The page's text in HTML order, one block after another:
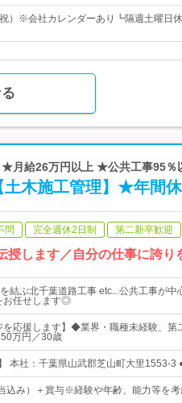
）※会社カレンダーあり┗隔週土曜日
★月給26万円以上 ★公共工事95％
木施工管理】★年間休
問 完全週休2日制 第二新卒歓迎
授します／自分の仕事に誇
結ぶ北千葉道路工事 etc...公共工事が中
お任せします◎
を応援します】◆業界・職種未経験、
万円／30歳
本社：千葉県山武郡芝山町大里1553-
込み）＋賞与※経験や年齢、能力等を